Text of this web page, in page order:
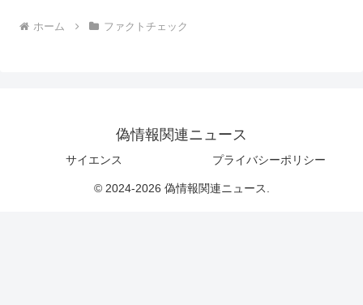
ホーム ファクトチェック
偽情報関連ニュース
サイエンス プライバシーポリシー
© 2024-2026 偽情報関連ニュース.